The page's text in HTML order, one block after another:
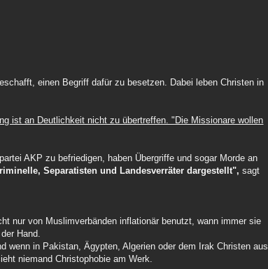
einen Begriff dafür zu besetzen. Dabei leben Christen in
ist an Deutlichkeit nicht zu übertreffen. "Die Missionare wollen
AKP zu befriedigen, haben Übergriffe und sogar Morde an
Separatisten und Landesverräter dargestellt",sagt
nur von Muslimverbänden inflationär benutzt, wann immer sie
Hand.
wenn in Pakistan, Ägypten, Algerien oder dem Irak Christen aus
niemand Christophobie am Werk.